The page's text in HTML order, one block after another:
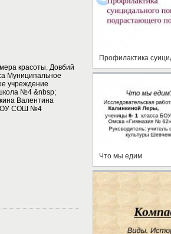
красоты. Довбий
Муниципальное
учреждение
№4 &nbsp;
Валентина
СОШ №4
Что мы едим